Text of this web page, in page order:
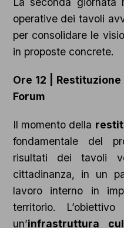
operative dei tavoli
per consolidare le
in proposte concrete.
Ore 12 |
Forum
Il momento della
fondamentale del
risultati dei tavoli
cittadinanza, in un
lavoro interno in
territorio.
un’infrastruttura